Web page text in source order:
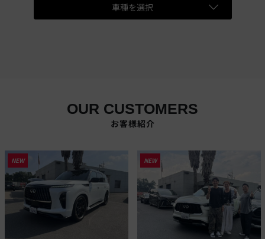
車種を選択
OUR CUSTOMERS
お客様紹介
NEW NEW